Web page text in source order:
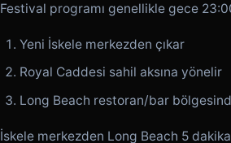
Festival programı genellikle gece
Yeni İskele merkezden çıkar
Royal Caddesi sahil aksına yönelir
Long Beach restoran/bar
İskele merkezden Long Beach 5